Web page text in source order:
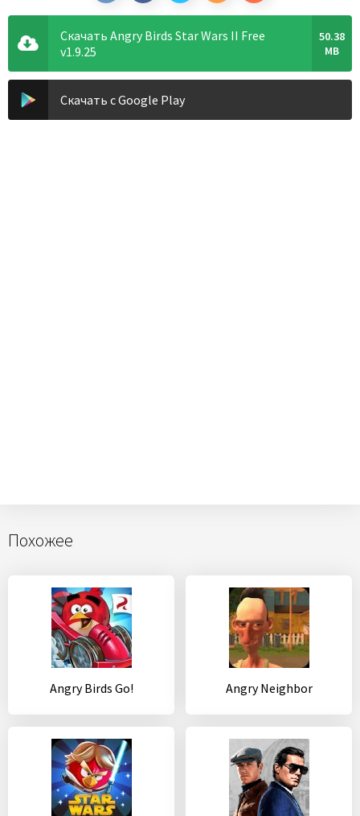
Скачать Angry Birds Star Wars II Free
v1.9.25
50.38
MB
Скачать с Google Play
Похожее
Angry Birds Go! Angry Neighbor